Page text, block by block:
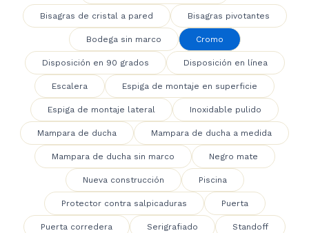
Bisagras de cristal a pared Bisagras pivotantes
Bodega sin marco Cromo
Disposición en 90 grados Disposición en línea
Escalera Espiga de montaje en superficie
Espiga de montaje lateral Inoxidable pulido
Mampara de ducha Mampara de ducha a medida
Mampara de ducha sin marco Negro mate
Nueva construcción Piscina
Protector contra salpicaduras Puerta
Puerta corredera Serigrafiado Standoff